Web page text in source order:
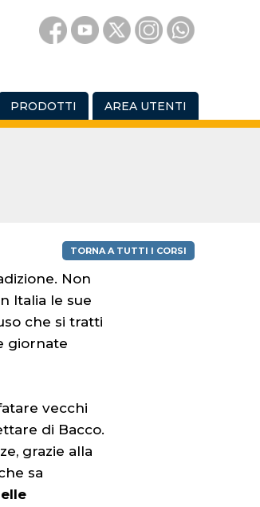
PRODOTTI AREA UTENTI
TORNA A TUTTI I CORSI
Non
Italia le sue
che si tratti
giornate
vecchi
di Bacco.
grazie alla
sa